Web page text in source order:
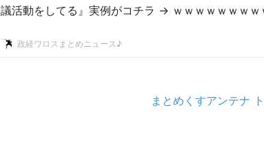
議活動をしてる』実例がコチラ → ｗｗｗｗｗｗｗｗ
政経ワロスまとめニュース♪
まとめくすアンテナ